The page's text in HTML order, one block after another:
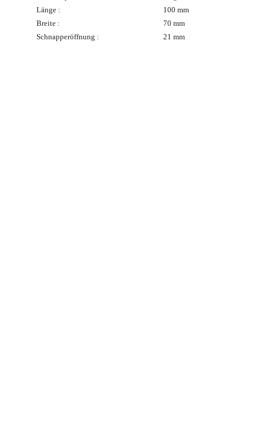
Länge :
100 mm
Breite :
70 mm
Schnapperöffnung :
21 mm